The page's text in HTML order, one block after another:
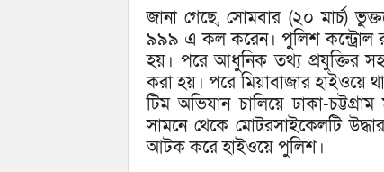
জানা গেছে, সোমবার (২০ মার্চ)
৯৯৯ এ কল করেন। পুলিশ কন্ট্রোল
হয়। পরে আধুনিক তথ্য প্রযুক্তির
করা হয়। পরে মিয়াবাজার হাইওয়ে
টিম অভিযান চালিয়ে ঢাকা-
সামনে থেকে মোটরসাইকেলটি
আটক করে হাইওয়ে পুলিশ।